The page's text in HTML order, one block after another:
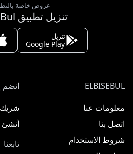
عروض خاصة
تنزيل تطبيق ElbiseBul
تنزيل
Google Play
ELBISEBUL
معلومات عنا
اتصل بنا
شروط الاستخدام
انضم
تابعنا